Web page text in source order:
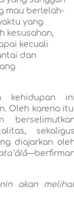
mau berlelah-
yang
kesusahan,
kecuali
dan
kehidupan ini
Oleh karena
sekaligus
diajarkan
akan